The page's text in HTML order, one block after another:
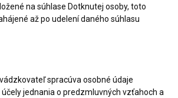
na súhlase Dotknutej osoby, toto
až po udelení daného súhlasu
spracúva osobné údaje
jednania o predzmluvných vzťahoch a